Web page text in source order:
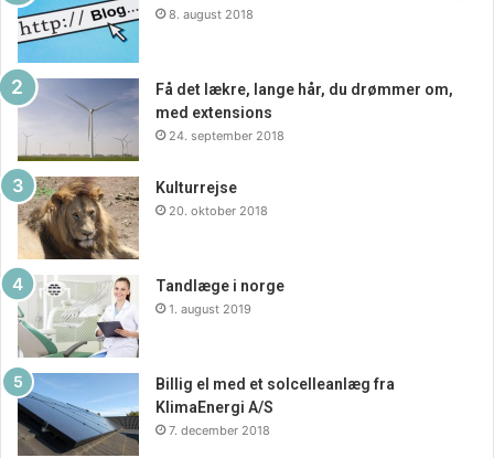
8. august 2018
Få det lækre, lange hår, du drømmer om,
med extensions
24. september 2018
Kulturrejse
20. oktober 2018
Tandlæge i norge
1. august 2019
Billig el med et solcelleanlæg fra
KlimaEnergi A/S
7. december 2018